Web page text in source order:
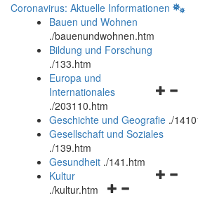
Coronavirus: Aktuelle Informationen
Bauen und Wohnen
./bauenundwohnen.htm
Bildung und Forschung
./133.htm
und
schließen
Europa und
Internationales
./203110.htm
Geschichte und Geografie ./
Gesellschaft und Soziales
./139.htm
Gesundheit ./141.htm
Navigationsmenü
Kultur
./kultur.htm